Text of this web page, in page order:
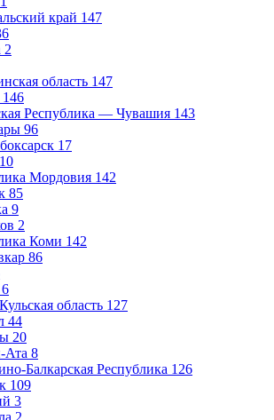
край 147
2
область 147
146
Республика — Чувашия 143
96
17
10
Мордовия 142
85
9
2
Коми 142
86
6
область 127
44
20
Ата 8
Балкарская Республика 126
109
3
2